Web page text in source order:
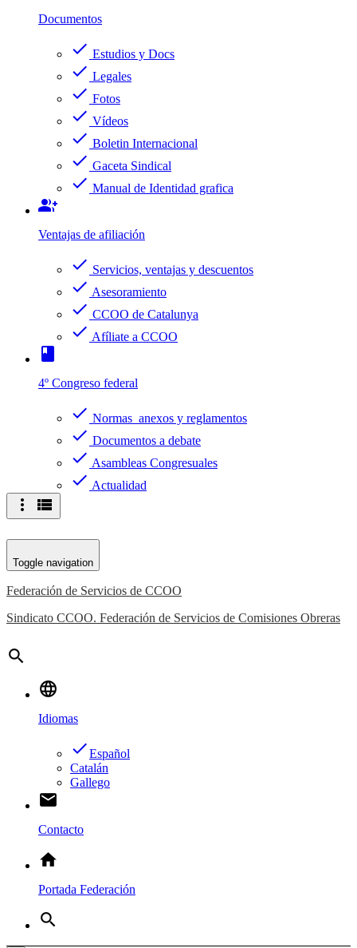
Documentos
check Estudios y Docs
check Legales
check Fotos
check Vídeos
check Boletin Internacional
check Gaceta Sindical
check Manual de Identidad grafica
group_add
Ventajas de afiliación
check Servicios, ventajas y descuentos
check Asesoramiento
check CCOO de Catalunya
check Afíliate a CCOO
book
4º Congreso federal
check Normas anexos y reglamentos
check Documentos a debate
check Asambleas Congresuales
check Actualidad
more_vert view_list
Toggle navigation
Federación de Servicios de CCOO
Sindicato CCOO. Federación de Servicios de Comisiones Obreras
search
language
Idiomas
doneEspañol
Catalán
Gallego
email
Contacto
home
Portada Federación
search